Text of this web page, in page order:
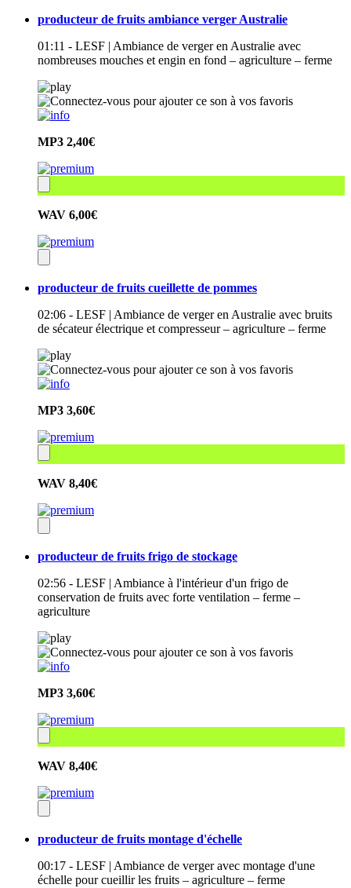
producteur de fruits ambiance verger Australie
01:11 - LESF | Ambiance de verger en Australie avec
nombreuses mouches et engin en fond – agriculture – ferme
MP3 2,40€
WAV 6,00€
producteur de fruits cueillette de pommes
02:06 - LESF | Ambiance de verger en Australie avec bruits
de sécateur électrique et compresseur – agriculture – ferme
MP3 3,60€
WAV 8,40€
producteur de fruits frigo de stockage
02:56 - LESF | Ambiance à l'intérieur d'un frigo de
conservation de fruits avec forte ventilation – ferme –
agriculture
MP3 3,60€
WAV 8,40€
producteur de fruits montage d'échelle
00:17 - LESF | Ambiance de verger avec montage d'une
échelle pour cueillir les fruits – agriculture – ferme